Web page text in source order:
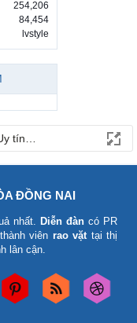
254,206
84,454
lvstyle
tín - Miễn phí
ĐỒNG NAI
nhất. Diễn đàn có PR
viên rao vặt tại thị
lân cận.